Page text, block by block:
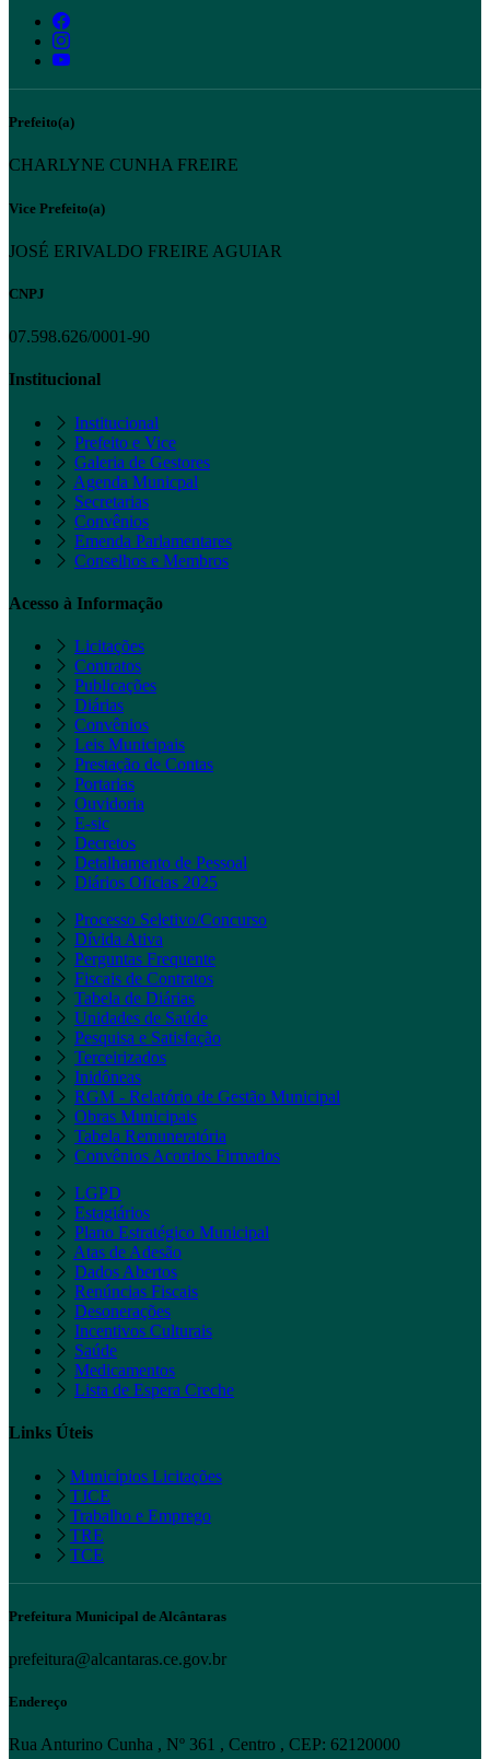
Prefeito(a)
CHARLYNE CUNHA FREIRE
Vice Prefeito(a)
JOSÉ ERIVALDO FREIRE AGUIAR
CNPJ
07.598.626/0001-90
Institucional
Institucional
Prefeito e Vice
Galeria de Gestores
Agenda Municpal
Secretarias
Convênios
Emenda Parlamentares
Conselhos e Membros
Acesso à Informação
Licitações
Contratos
Publicações
Diárias
Convênios
Leis Municipais
Prestação de Contas
Portarias
Ouvidoria
E-sic
Decretos
Detalhamento de Pessoal
Diários Oficias 2025
Processo Seletivo/Concurso
Dívida Ativa
Perguntas Frequente
Fiscais de Contratos
Tabela de Diárias
Unidades de Saúde
Pesquisa e Satisfação
Terceirizados
Inidôneas
RGM - Relatório de Gestão Municipal
Obras Municipais
Tabela Remuneratória
Convênios Acordos Firmados
LGPD
Estagiários
Plano Estratégico Municipal
Atas de Adesão
Dados Abertos
Renúncias Fiscais
Desonerações
Incentivos Culturais
Saúde
Medicamentos
Lista de Espera Creche
Links Úteis
Municípios Licitações
TJCE
Trabalho e Emprego
TRE
TCE
Prefeitura Municipal de Alcântaras
prefeitura@alcantaras.ce.gov.br
Endereço
Rua Anturino Cunha , Nº 361 , Centro , CEP: 62120000